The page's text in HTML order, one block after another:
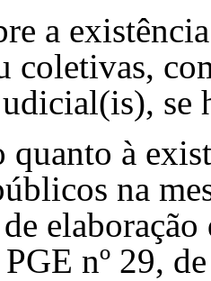
a
coletivas,
se
à
na
nº 29,